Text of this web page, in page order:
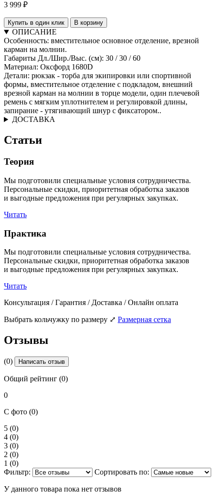
3 999 ₽
Купить в один клик В корзину
ОПИСАНИЕ
Особенность: вместительное основное отделение, врезной
карман на молнии.
Габариты Дл./Шир./Выс. (см): 30 / 30 / 60
Материал: Оксфорд 1680D
Детали: рюкзак - торба для экипировки или спортивной
формы, вместительное отделение с подкладом, внешний
врезной карман на молнии в торце модели, один плечевой
ремень с мягким уплотнителем и регулировкой длины,
запирание - утягивающий шнур с фиксатором..
ДОСТАВКА
Статьи
Теория
Мы подготовили специальные условия сотрудничества.
Персональные скидки, приоритетная обработка заказов
и выгодные предложения при регулярных закупках.
Читать
Практика
Мы подготовили специальные условия сотрудничества.
Персональные скидки, приоритетная обработка заказов
и выгодные предложения при регулярных закупках.
Читать
Консультация / Гарантия / Доставка / Онлайн оплата
Выбрать кольчужку по размеру ⤢ Размерная сетка
Отзывы
(0) Написать отзыв
Общий рейтинг (0)
0
С фото (0)
5 (0)
4 (0)
3 (0)
2 (0)
1 (0)
Фильтр:
Сортировать по:
У данного товара пока нет отзывов